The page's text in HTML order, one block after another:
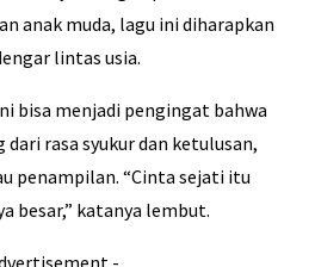
anak muda, lagu ini diharapkan
lintas usia.
bisa menjadi pengingat bahwa
rasa syukur dan ketulusan,
penampilan. “Cinta sejati itu
besar,” katanya lembut.